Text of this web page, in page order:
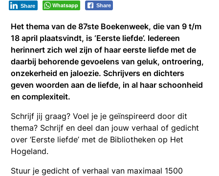
Whatsapp Share
Share
Het thema van de 87ste Boekenweek, die van 9 t/m
18 april plaatsvindt, is ‘Eerste liefde’. Iedereen
herinnert zich wel zijn of haar eerste liefde met de
daarbij behorende gevoelens van geluk, ontroering,
onzekerheid en jaloezie. Schrijvers en dichters
geven woorden aan de liefde, in al haar schoonheid
en complexiteit.
Schrijf jij graag? Voel je je geïnspireerd door dit
thema? Schrijf en deel dan jouw verhaal of gedicht
over ‘Eerste liefde’ met de Bibliotheken op Het
Hogeland.
Stuur je gedicht of verhaal van maximaal 1500